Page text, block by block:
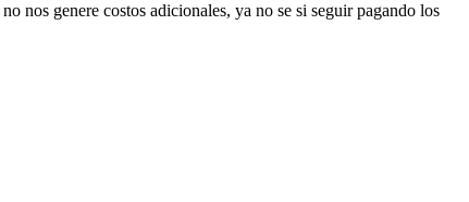
nos genere costos adicionales, ya no se si seguir pagando los